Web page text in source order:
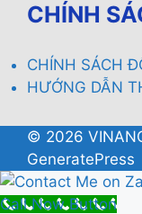
CHÍNH
CHÍNH SÁCH
HƯỚNG DẪN
© 2026
GeneratePress
Call Now Button